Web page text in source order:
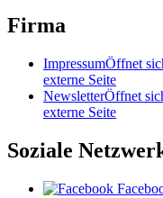
Firma
ImpressumÖffnet
externe Seite
NewsletterÖffnet
externe Seite
Soziale